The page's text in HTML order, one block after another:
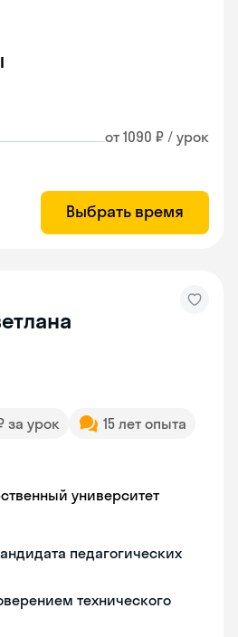
от 1090 ₽ / урок
Выбрать время
за урок
15 лет опыта
университет
педагогических
технического